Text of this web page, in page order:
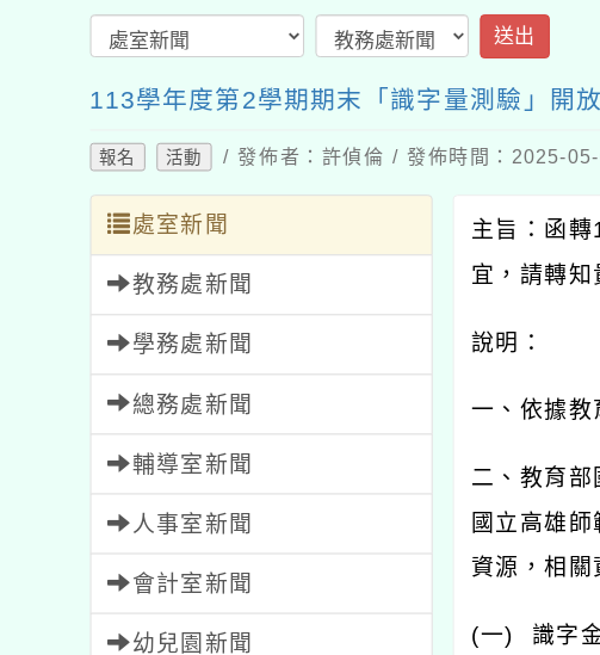
送出
113學年度第2學期期末「識字量測驗」開
報名 活動 / 發佈者：許偵倫 / 發佈時間：2025-
處室新聞
教務處新聞
學務處新聞
總務處新聞
輔導室新聞
人事室新聞
會計室新聞
幼兒園新聞
主旨：函轉
宜，請轉知
說明：
一、依據教
二、教育
國立高雄
資源，相關
(一) 識字